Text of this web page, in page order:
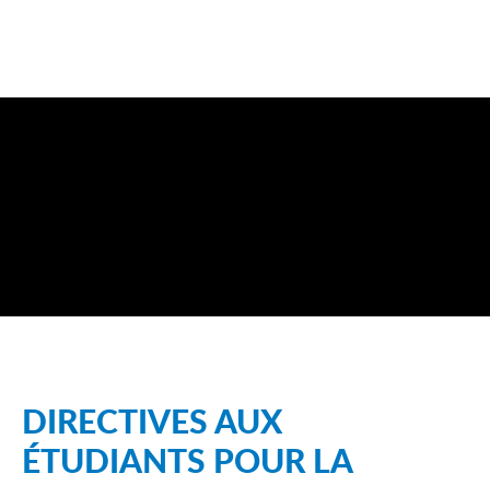
DIRECTIVES AUX
ÉTUDIANTS POUR LA